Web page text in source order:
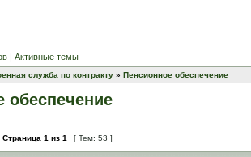
| Активные темы
служба по контракту » Пенсионное обеспечение
обеспечение
Страница 1 из 1 [ Тем: 53 ]